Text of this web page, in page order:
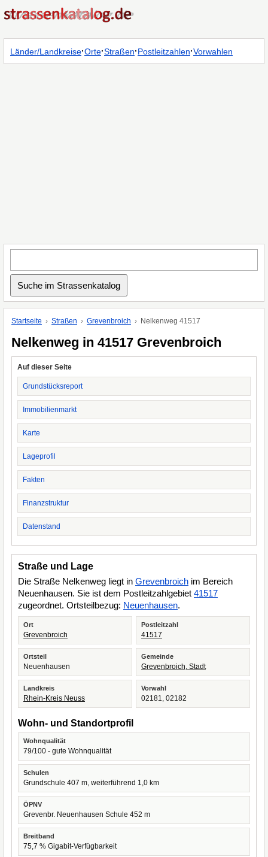
Länder/Landkreise·Orte·Straßen·Postleitzahlen·Vorwahlen
Startseite Straßen Grevenbroich Nelkenweg 41517
Nelkenweg in 41517 Grevenbroich
Auf dieser Seite
Grundstücksreport
Immobilienmarkt
Karte
Lageprofil
Fakten
Finanzstruktur
Datenstand
Straße und Lage
Die Straße Nelkenweg liegt in Grevenbroich im Bereich
Neuenhausen. Sie ist dem Postleitzahlgebiet 41517
zugeordnet. Ortsteilbezug: Neuenhausen.
Ort
Grevenbroich
Postleitzahl
41517
Ortsteil
Neuenhausen
Gemeinde
Grevenbroich, Stadt
Landkreis
Rhein-Kreis Neuss
Vorwahl
02181, 02182
Wohn- und Standortprofil
Wohnqualität
79/100 - gute Wohnqualität
Schulen
Grundschule 407 m, weiterführend 1,0 km
ÖPNV
Grevenbr. Neuenhausen Schule 452 m
Breitband
75,7 % Gigabit-Verfügbarkeit